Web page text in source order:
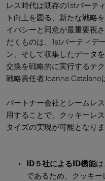
レス時代は既存の1stパーテ
ト向上を図る、新たな戦略
イバシーと同意が最重要視
だくものは、1stパーティデ
ン、そして収集したデータ
交換を戦略的に実行するテ
戦略責任者Joanna Catalano
パートナー会社とシームレ
用することで、クッキーレ
タイズの実現が可能となりま
ID５社によるID機能は
であるため、クッキ